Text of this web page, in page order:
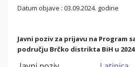
Datum objave : 03.09.2024. godine
Javni poziv za prijavu na Program
području Brčko distrikta BiH u